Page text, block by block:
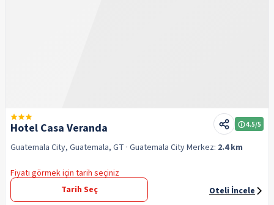
Hotel Casa Veranda 4.5/5
Guatemala City, Guatemala, GT · Guatemala CityMerkez: 2.4 km
Fiyatı görmek için tarih seçiniz
Tarih Seç
Oteli İncele